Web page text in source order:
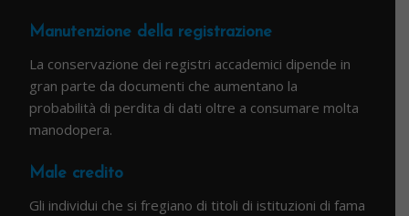
Manutenzione della registrazione
La conservazione dei registri accademici dipende in
gran parte da documenti che aumentano la
probabilità di perdita di dati oltre a consumare molta
manodopera.
Male credito
Gli individui che si fregiano di titoli di istituzioni di fama